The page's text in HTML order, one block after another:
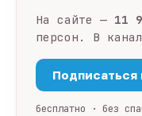
На сайте — 11
персон. В
Подписаться
бесплатно · без